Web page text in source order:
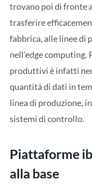
trovano poi di fronte
trasferire
fabbrica, alle linee di
nell’edge
produttivi è infatti
quantità di dati in
linea di produzione,
sistemi di controllo.
Piattaforme
alla base